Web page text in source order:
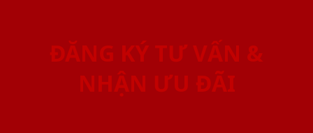
ĐĂNG KÝ TƯ VẤN &
NHẬN ƯU ĐÃI